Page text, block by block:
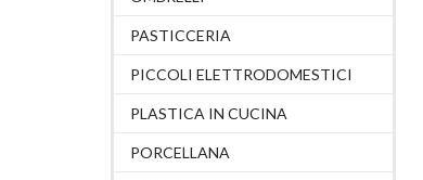
PASTICCERIA
PICCOLI ELETTRODOMESTICI
PLASTICA IN CUCINA
PORCELLANA